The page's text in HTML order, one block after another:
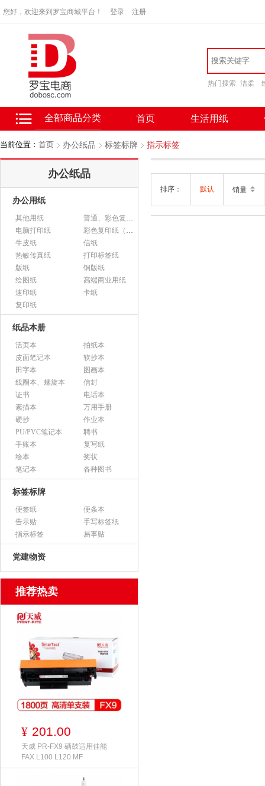
您好，欢迎来到罗宝商城平台！ 登录 注册
热门搜索 洁柔
全部商品分类 首页 生活用纸
当前位置： 首页 办公纸品 标签标牌 指示标签
办公纸品
办公用纸
其他用纸
普通、彩色复印纸
电脑打印纸
彩色复印纸（政采）
牛皮纸
信纸
热敏传真纸
打印标签纸
版纸
铜版纸
绘图纸
高端商业用纸
速印纸
卡纸
复印纸
纸品本册
活页本
拍纸本
皮面笔记本
软抄本
田字本
图画本
线圈本、螺旋本
信封
证书
电话本
素描本
万用手册
硬抄
作业本
PU/PVC笔记本
聘书
手账本
复写纸
绘本
奖状
笔记本
各种图书
标签标牌
便签纸
便条本
告示贴
手写标签纸
指示标签
易事贴
党建物资
推荐热卖
¥ 201.00
天威 PR-FX9 硒鼓适用佳能
FAX L100 L120 MF
排序： 默认 销量